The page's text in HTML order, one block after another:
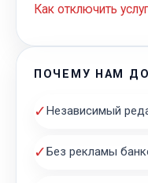
Как отключить
ПОЧЕМУ НАМ
✓Независимый
✓Без рекламы